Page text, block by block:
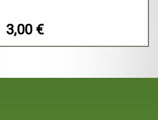
3,00 €